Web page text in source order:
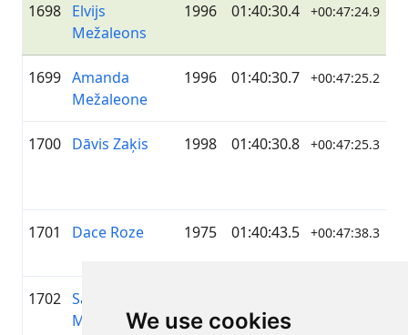
We use cookies
1698 Elvijs
Mežaleons
1996 01:40:30.4 +00:47:24.9
1699 Amanda
Mežaleone
1996 01:40:30.7 +00:47:25.2
1700 Dāvis Zaķis 1998 01:40:30.8 +00:47:25.3
1701 Dace Roze 1975 01:40:43.5 +00:47:38.3
1702 Sarmīte
Martemjanova